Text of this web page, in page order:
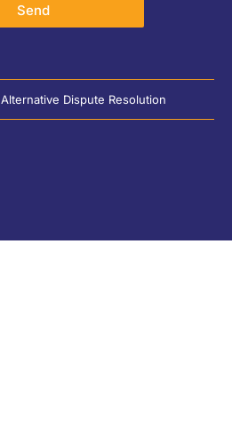
Send
Alternative Dispute Resolution